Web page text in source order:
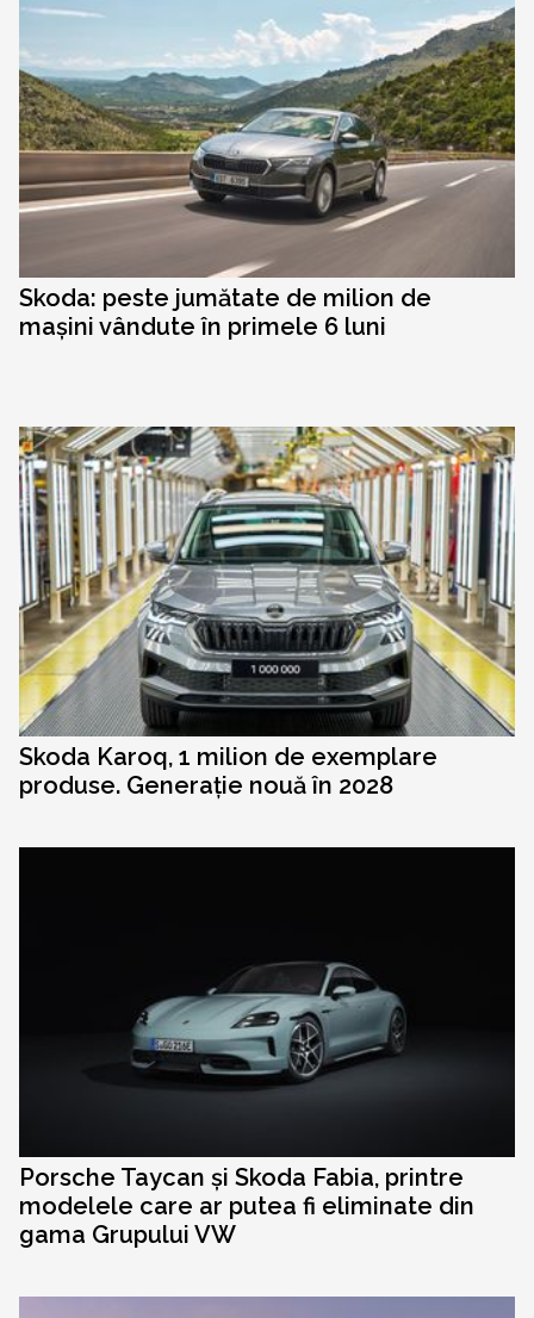
Skoda: peste jumătate de milion de
mașini vândute în primele 6 luni
Skoda Karoq, 1 milion de exemplare
produse. Generație nouă în 2028
Porsche Taycan și Skoda Fabia, printre
modelele care ar putea fi eliminate din
gama Grupului VW